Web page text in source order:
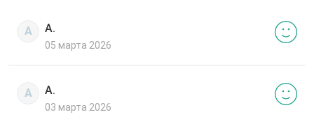
А А.
05 марта 2026
А А.
03 марта 2026